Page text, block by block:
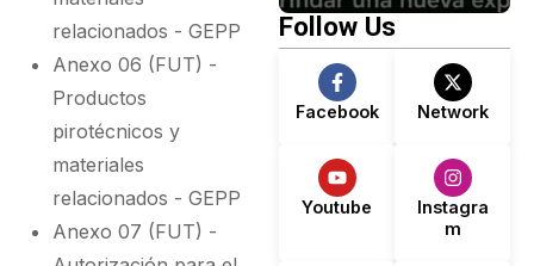
relacionados - GEPP
Anexo 06 (FUT) -
Productos
pirotécnicos y
materiales
relacionados - GEPP
Anexo 07 (FUT) -
El Secreto
Detrás Del
Desgaste
Una Nueva
Experiencia
Follow Us
Facebook Network
Youtube
Instagra
m